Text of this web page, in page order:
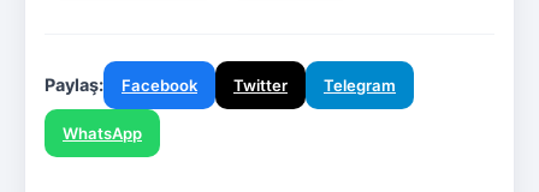
Paylaş: Facebook Twitter Telegram
WhatsApp